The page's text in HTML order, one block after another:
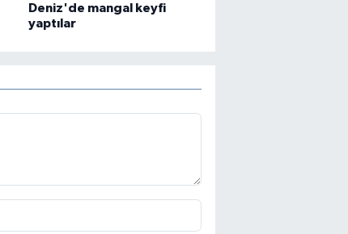
Deniz'de mangal keyfi
yaptılar